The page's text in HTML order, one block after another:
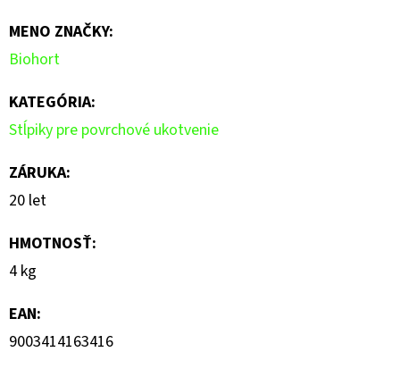
0,0
z
5
hviezdičiek.
MENO ZNAČKY:
Biohort
KATEGÓRIA:
Stĺpiky pre povrchové ukotvenie
ZÁRUKA:
20 let
HMOTNOSŤ:
4 kg
EAN:
9003414163416